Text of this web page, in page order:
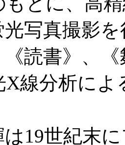
写真撮影
読書》、
X線分析に
19世紀末